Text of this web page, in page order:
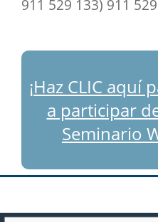
911 529 133) 911
¡Haz CLIC aquí
a participar
Seminario